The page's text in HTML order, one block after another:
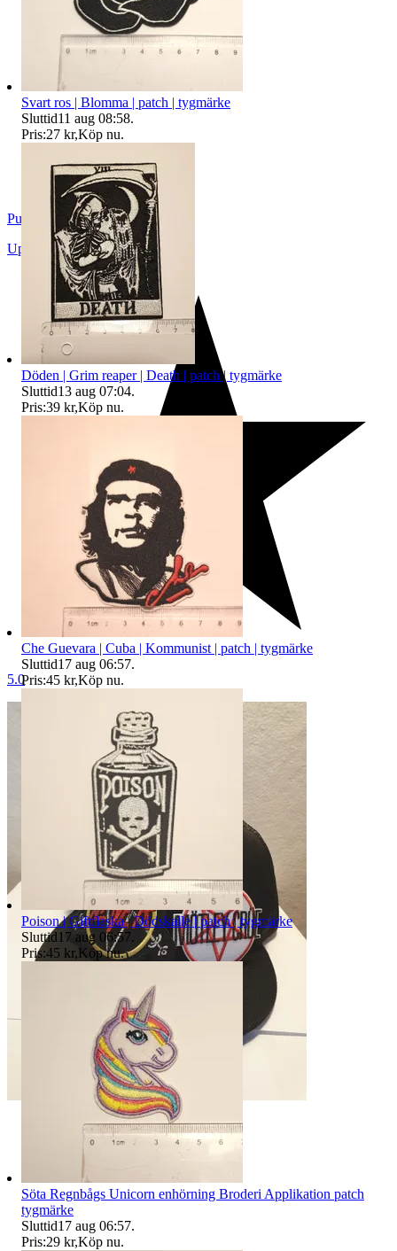
PuttePatchKing
Uppsala ,Sverige
5.0
Svart ros | Blomma | patch | tygmärke
Sluttid11 aug 08:58.
Pris:27 kr,Köp nu.
Döden | Grim reaper | Death | patch | tygmärke
Sluttid13 aug 07:04.
Pris:39 kr,Köp nu.
Che Guevara | Cuba | Kommunist | patch | tygmärke
Sluttid17 aug 06:57.
Pris:45 kr,Köp nu.
Poison | Giftflaska | Dödskalle | patch | tygmärke
Sluttid17 aug 06:57.
Pris:45 kr,Köp nu.
Söta Regnbågs Unicorn enhörning Broderi Applikation patch
tygmärke
Sluttid17 aug 06:57.
Pris:29 kr,Köp nu.